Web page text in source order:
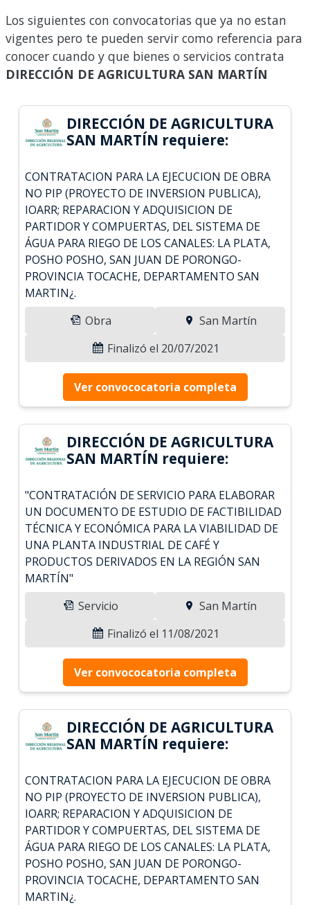
Los siguientes con convocatorias que ya no estan
vigentes pero te pueden servir como referencia para
conocer cuando y que bienes o servicios contrata
DIRECCIÓN DE AGRICULTURA SAN MARTÍN
DIRECCIÓN DE AGRICULTURA
SAN MARTÍN requiere:
CONTRATACION PARA LA EJECUCION DE OBRA
NO PIP (PROYECTO DE INVERSION PUBLICA),
IOARR; REPARACION Y ADQUISICION DE
PARTIDOR Y COMPUERTAS, DEL SISTEMA DE
ÁGUA PARA RIEGO DE LOS CANALES: LA PLATA,
POSHO POSHO, SAN JUAN DE PORONGO-
PROVINCIA TOCACHE, DEPARTAMENTO SAN
MARTIN¿.
Obra
San Martín
Finalizó el 20/07/2021
Ver convococatoria completa
DIRECCIÓN DE AGRICULTURA
SAN MARTÍN requiere:
"CONTRATACIÓN DE SERVICIO PARA ELABORAR
UN DOCUMENTO DE ESTUDIO DE FACTIBILIDAD
TÉCNICA Y ECONÓMICA PARA LA VIABILIDAD DE
UNA PLANTA INDUSTRIAL DE CAFÉ Y
PRODUCTOS DERIVADOS EN LA REGIÓN SAN
MARTÍN"
Servicio
San Martín
Finalizó el 11/08/2021
Ver convococatoria completa
DIRECCIÓN DE AGRICULTURA
SAN MARTÍN requiere:
CONTRATACION PARA LA EJECUCION DE OBRA
NO PIP (PROYECTO DE INVERSION PUBLICA),
IOARR; REPARACION Y ADQUISICION DE
PARTIDOR Y COMPUERTAS, DEL SISTEMA DE
ÁGUA PARA RIEGO DE LOS CANALES: LA PLATA,
POSHO POSHO, SAN JUAN DE PORONGO-
PROVINCIA TOCACHE, DEPARTAMENTO SAN
MARTIN¿.